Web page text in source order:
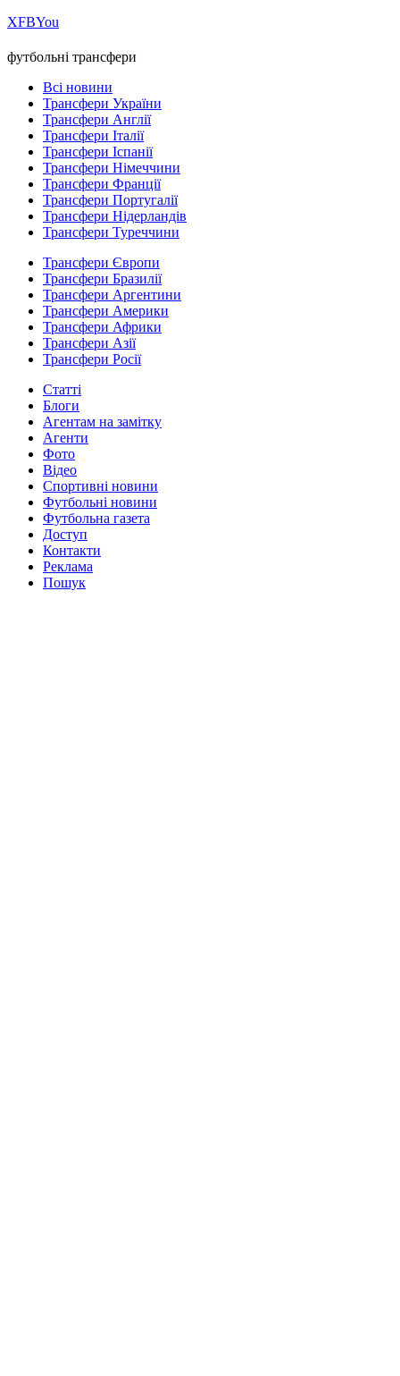
ХFBYou
футбольні трансфери
Всі новини
Трансфери України
Трансфери Англії
Трансфери Італії
Трансфери Іспанії
Трансфери Німеччини
Трансфери Франції
Трансфери Португалії
Трансфери Нідерландів
Трансфери Туреччини
Трансфери Європи
Трансфери Бразилії
Трансфери Аргентини
Трансфери Америки
Трансфери Африки
Трансфери Азії
Трансфери Росії
Статті
Блоги
Агентам на замітку
Агенти
Фото
Відео
Спортивні новини
Футбольні новини
Футбольна газета
Доступ
Контакти
Реклама
Пошук